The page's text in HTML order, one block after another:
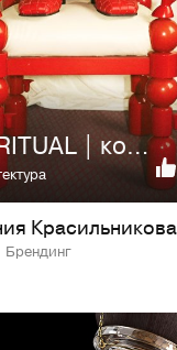
MODULAR RITUAL | коллекция модульной мебели
Красильникова
Брендинг